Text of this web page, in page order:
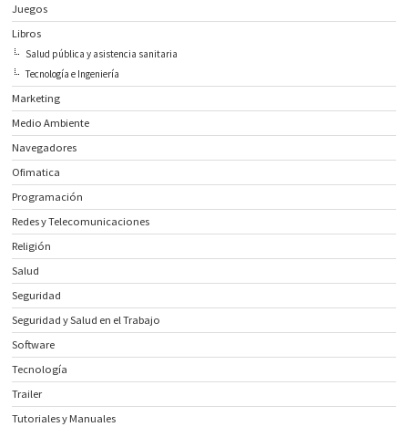
Juegos
Libros
Salud pública y asistencia sanitaria
Tecnología e Ingeniería
Marketing
Medio Ambiente
Navegadores
Ofimatica
Programación
Redes y Telecomunicaciones
Religión
Salud
Seguridad
Seguridad y Salud en el Trabajo
Software
Tecnología
Trailer
Tutoriales y Manuales